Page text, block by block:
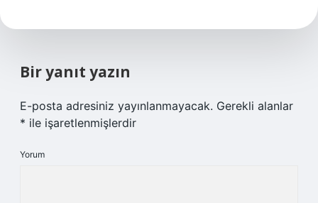
Bir yanıt yazın
E-posta adresiniz yayınlanmayacak. Gerekli alanlar
* ile işaretlenmişlerdir
Yorum